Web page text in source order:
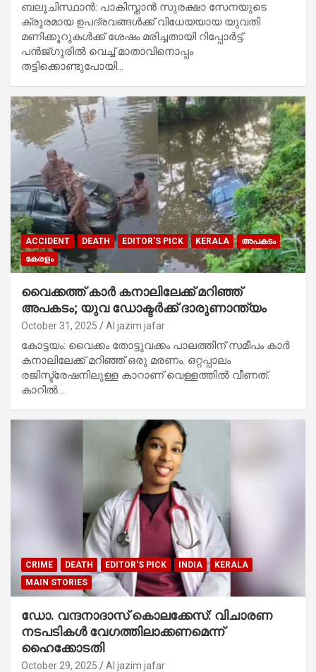
ബലൂചിസ്ഥാന്‍: പാകിസ്താന്‍ സുരക്ഷാ സേനയുടെ
ക്രൂരമായ ഉപദ്രവങ്ങള്‍ക്ക് വിധേയയായ യുവതി
മണിക്കൂറുകള്‍ക്ക് ശേഷം മരിച്ചതായി റിപ്പോര്‍ട്ട്.
പന്‍ജ്ഗുരില്‍ വെച്ച് മാതാവിനൊപ്പം
തട്ടിക്കൊണ്ടുപോയി…
ACCIDENT DEATH EDITOR'S PICK KERALA
അപകടം
കേരളം
വൈക്കത്ത് കാർ കനാലിലേക്ക് മറിഞ്ഞ്
അപകടം; യുവ ഡോക്ടര്‍ക്ക് ദാരുണാന്ത്യം
October 31, 2025 Al jazim jafar
കോട്ടയം: വൈക്കം തോട്ടുവക്കം പാലത്തിന് സമീപം കാർ
കനാലിലേക്ക് മറിഞ്ഞ് ഒരു മരണം. ഒറ്റപ്പാലം
രജിസ്ട്രേഷനിലുള്ള കാറാണ് വെള്ളത്തിൽ വീണത്.
കാറിൽ…
CRIME DEATH EDITOR'S PICK INDIA
KERALA
MAIN STORIES
ഡോ. വന്ദനാദാസ് കൊലക്കേസ്: വിചാരണ
നടപടികള്‍ വേഗത്തിലാക്കണമെന്ന്
ഹൈക്കോടതി
October 29, 2025 Al jazim jafar